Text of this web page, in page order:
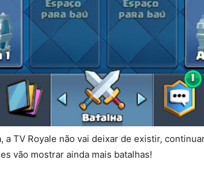
a TV Royale não vai deixar de existir,
vão mostrar ainda mais batalhas!